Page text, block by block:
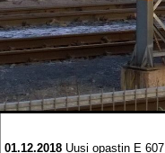
01.12.2018 Uusi opastin E 607.